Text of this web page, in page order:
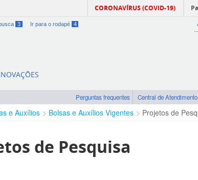
CORONAVÍRUS (COVID-19)
3 Ir para o rodapé 4
Perguntas frequentes Central de Atendimento
e Auxílios Bolsas e Auxílios Vigentes Projetos de
de Pesquisa